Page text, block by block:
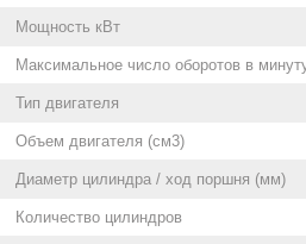
Мощность кВт
Максимальное число оборотов в
Тип двигателя
Объем двигателя (см3)
Диаметр цилиндра / ход поршня (мм)
Количество цилиндров